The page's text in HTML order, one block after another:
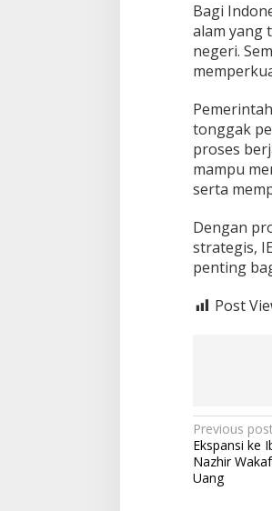
Bagi
alam yang
negeri.
tonggak
proses
mampu
serta
Dengan
strategis,
penting
Post
P
o
s
Previous post
Ekspansi ke
Nazhir
Uang